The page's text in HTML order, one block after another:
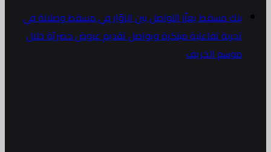
بنك مسقط يعزّز التواصل بين الزوّار في مسقط وصلالة في
تجربة تفاعلية مبتكرة ويواصل تقديم عروض حصريّة خلال
موسم الخريف